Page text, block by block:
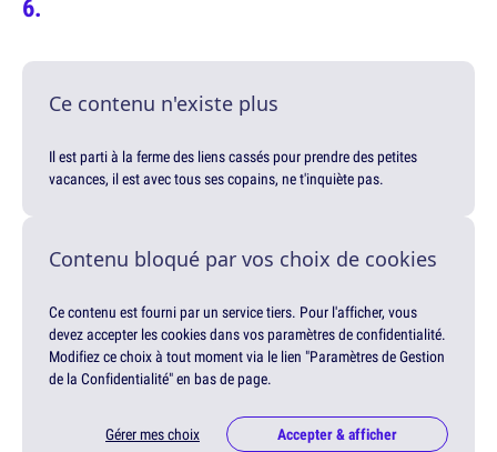
Ce contenu n'existe plus
Il est parti à la ferme des liens cassés pour prendre des petites
vacances, il est avec tous ses copains, ne t'inquiète pas.
Contenu bloqué par vos choix de cookies
Ce contenu est fourni par un service tiers. Pour l'afficher, vous
devez accepter les cookies dans vos paramètres de confidentialité.
Modifiez ce choix à tout moment via le lien "Paramètres de Gestion
de la Confidentialité" en bas de page.
Gérer mes choix Accepter & afficher